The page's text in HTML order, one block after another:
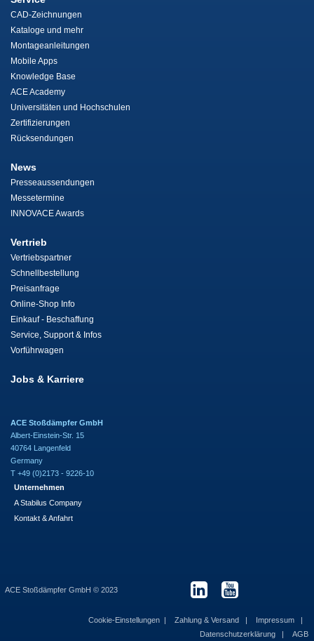
CAD-Zeichnungen
Kataloge und mehr
Montageanleitungen
Mobile Apps
Knowledge Base
ACE Academy
Universitäten und Hochschulen
Zertifizierungen
Rücksendungen
News
Presseaussendungen
Messetermine
INNOVACE Awards
Vertrieb
Vertriebspartner
Schnellbestellung
Preisanfrage
Online-Shop Info
Einkauf - Beschaffung
Service, Support & Infos
Vorführwagen
Jobs & Karriere
ACE Stoßdämpfer GmbH
Albert-Einstein-Str. 15
40764 Langenfeld
Germany
T +49 (0)2173 - 9226-10
Unternehmen
A Stabilus Company
Kontakt & Anfahrt
ACE Stoßdämpfer GmbH © 2023
Cookie-Einstellungen Zahlung & Versand
Impressum
Datenschutzerklärung
AGB